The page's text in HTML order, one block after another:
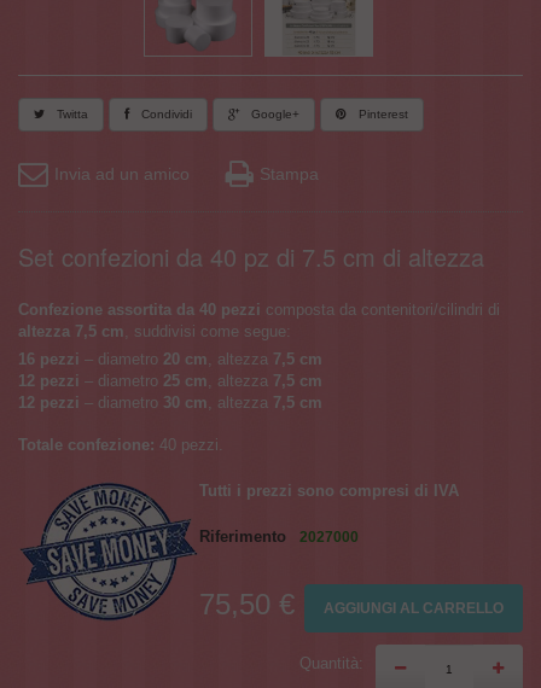
Twitta Condividi Google+ Pinterest
Invia ad un amico Stampa
Set confezioni da 40 pz di 7.5 cm di altezza
Confezione assortita da 40 pezzi composta da contenitori/cilindri di
altezza 7,5 cm, suddivisi come segue:
16 pezzi – diametro 20 cm, altezza 7,5 cm
12 pezzi – diametro 25 cm, altezza 7,5 cm
12 pezzi – diametro 30 cm, altezza 7,5 cm
Totale confezione: 40 pezzi.
Tutti i prezzi sono compresi di IVA
Riferimento 2027000
75,50 € AGGIUNGI AL CARRELLO
Quantità: